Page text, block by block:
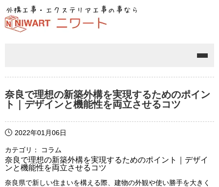
メニ
奈良で理想の新築外構を実現するためのポイン
ト｜デザインと機能性を両立させるコツ
2022年01月06日
カテゴリ： コラム
奈良で理想の新築外構を実現するためのポイント｜デザイ
ンと機能性を両立させるコツ
奈良県で新しい住まいを構える際、建物の外観や使い勝手を大きく